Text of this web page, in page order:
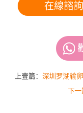
在線諮詢
上壹篇： 深圳罗湖输
下一